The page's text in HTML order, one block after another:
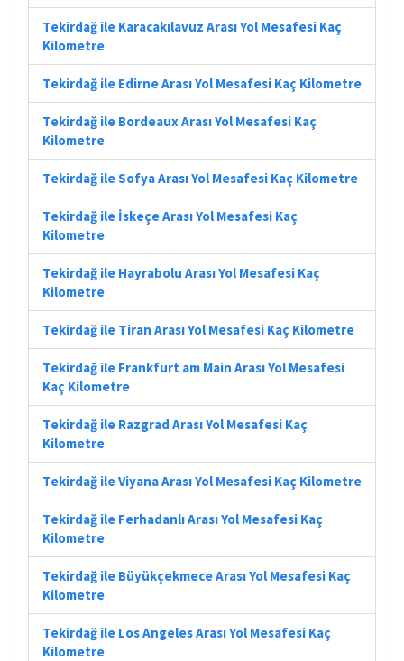
Tekirdağ ile Karacakılavuz Arası Yol Mesafesi Kaç
Kilometre
Tekirdağ ile Edirne Arası Yol Mesafesi Kaç Kilometre
Tekirdağ ile Bordeaux Arası Yol Mesafesi Kaç
Kilometre
Tekirdağ ile Sofya Arası Yol Mesafesi Kaç Kilometre
Tekirdağ ile İskeçe Arası Yol Mesafesi Kaç
Kilometre
Tekirdağ ile Hayrabolu Arası Yol Mesafesi Kaç
Kilometre
Tekirdağ ile Tiran Arası Yol Mesafesi Kaç Kilometre
Tekirdağ ile Frankfurt am Main Arası Yol Mesafesi
Kaç Kilometre
Tekirdağ ile Razgrad Arası Yol Mesafesi Kaç
Kilometre
Tekirdağ ile Viyana Arası Yol Mesafesi Kaç Kilometre
Tekirdağ ile Ferhadanlı Arası Yol Mesafesi Kaç
Kilometre
Tekirdağ ile Büyükçekmece Arası Yol Mesafesi Kaç
Kilometre
Tekirdağ ile Los Angeles Arası Yol Mesafesi Kaç
Kilometre